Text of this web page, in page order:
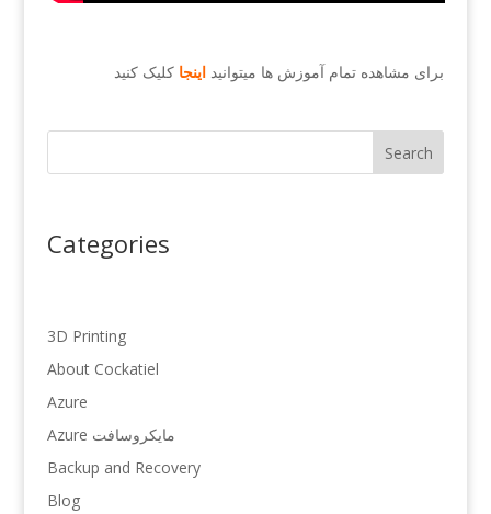
برای مشاهده تمام آموزش ها میتوانید اینجا کلیک کنید
Search
Categories
3D Printing
About Cockatiel
Azure
Azure مایکروسافت
Backup and Recovery
Blog